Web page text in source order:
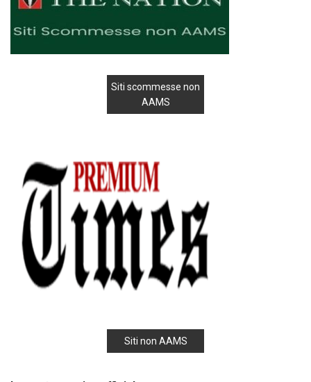
Siti scommesse non
AAMS
Siti non AAMS